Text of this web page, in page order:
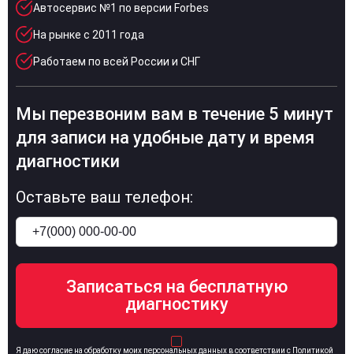
Автосервис №1 по версии Forbes
На рынке с 2011 года
Работаем по всей России и СНГ
Мы перезвоним вам в течение 5 минут
для записи на удобные дату и время
диагностики
Оставьте ваш телефон:
Я даю согласие на обработку моих персональных данных в соответствии с Политикой